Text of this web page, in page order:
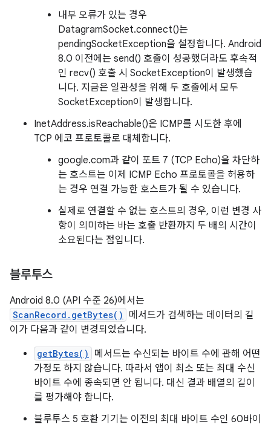
내부 오류가 있는 경우
DatagramSocket.connect()는
pendingSocketException을 설정합니다. Android
8.0 이전에는 send() 호출이 성공했더라도 후속적
인 recv() 호출 시 SocketException이 발생했습
니다. 지금은 일관성을 위해 두 호출에서 모두
SocketException이 발생합니다.
InetAddress.isReachable()은 ICMP를 시도한 후에
TCP 에코 프로토콜로 대체합니다.
google.com과 같이 포트 7 (TCP Echo)을 차단하
는 호스트는 이제 ICMP Echo 프로토콜을 허용하
는 경우 연결 가능한 호스트가 될 수 있습니다.
실제로 연결할 수 없는 호스트의 경우, 이런 변경 사
항이 의미하는 바는 호출 반환까지 두 배의 시간이
소요된다는 점입니다.
블루투스
Android 8.0 (API 수준 26)에서는
ScanRecord.getBytes()
메서드가 검색하는 데이터의 길
이가 다음과 같이 변경되었습니다.
getBytes()
메서드는 수신되는 바이트 수에 관해 어떤
가정도 하지 않습니다. 따라서 앱이 최소 또는 최대 수신
바이트 수에 종속되면 안 됩니다. 대신 결과 배열의 길이
를 평가해야 합니다.
블루투스 5 호환 기기는 이전의 최대 바이트 수인 60바이